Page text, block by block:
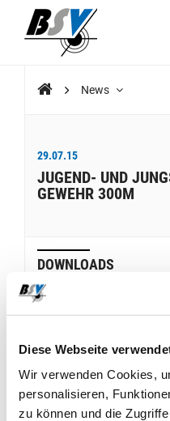
Diese Webseite
Wir verwenden Cookies,
personalisieren,
zu können und die
News
29.07.15
JUGEND- UND
GEWEHR 300M
DOWNLOADS